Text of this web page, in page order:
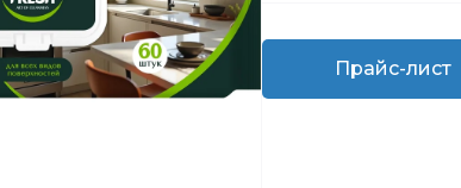
Прайс-лист